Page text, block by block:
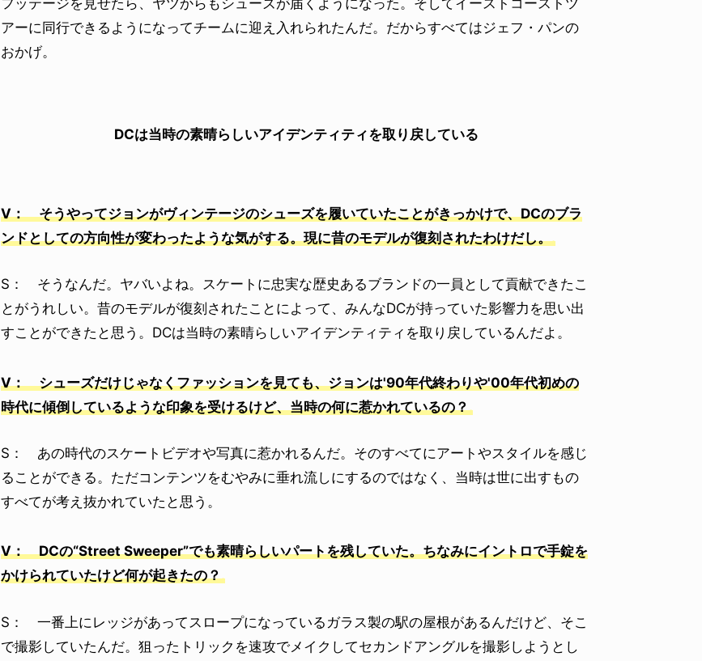
アーに同行できるようになってチームに迎え入れられたんだ。だからすべてはジェフ・パンの
おかげ。
DCは当時の素晴らしいアイデンティティを取り戻している
V： そうやってジョンがヴィンテージのシューズを履いていたことがきっかけで、DCのブラ
ンドとしての方向性が変わったような気がする。現に昔のモデルが復刻されたわけだし。
S： そうなんだ。ヤバいよね。スケートに忠実な歴史あるブランドの一員として貢献できたこ
とがうれしい。昔のモデルが復刻されたことによって、みんなDCが持っていた影響力を思い出
すことができたと思う。DCは当時の素晴らしいアイデンティティを取り戻しているんだよ。
V： シューズだけじゃなくファッションを見ても、ジョンは'90年代終わりや'00年代初めの
時代に傾倒しているような印象を受けるけど、当時の何に惹かれているの？
S： あの時代のスケートビデオや写真に惹かれるんだ。そのすべてにアートやスタイルを感じ
ることができる。ただコンテンツをむやみに垂れ流しにするのではなく、当時は世に出すもの
すべてが考え抜かれていたと思う。
V： DCの“Street Sweeper”でも素晴らしいパートを残していた。ちなみにイントロで手錠を
かけられていたけど何が起きたの？
S： 一番上にレッジがあってスロープになっているガラス製の駅の屋根があるんだけど、そこ
で撮影していたんだ。狙ったトリックを速攻でメイクしてセカンドアングルを撮影しようとし